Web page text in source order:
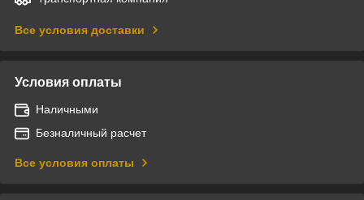
Все условия доставки
Условия оплаты
Наличными
Безналичный расчет
Все условия оплаты